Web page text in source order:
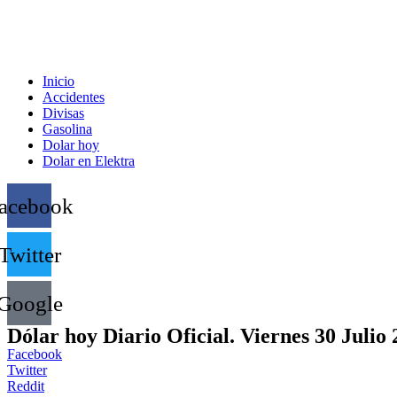
Inicio
Accidentes
Divisas
Gasolina
Dolar hoy
Dolar en Elektra
Dólar hoy Diario Oficial. Viernes 30 Julio
Facebook
Twitter
Reddit